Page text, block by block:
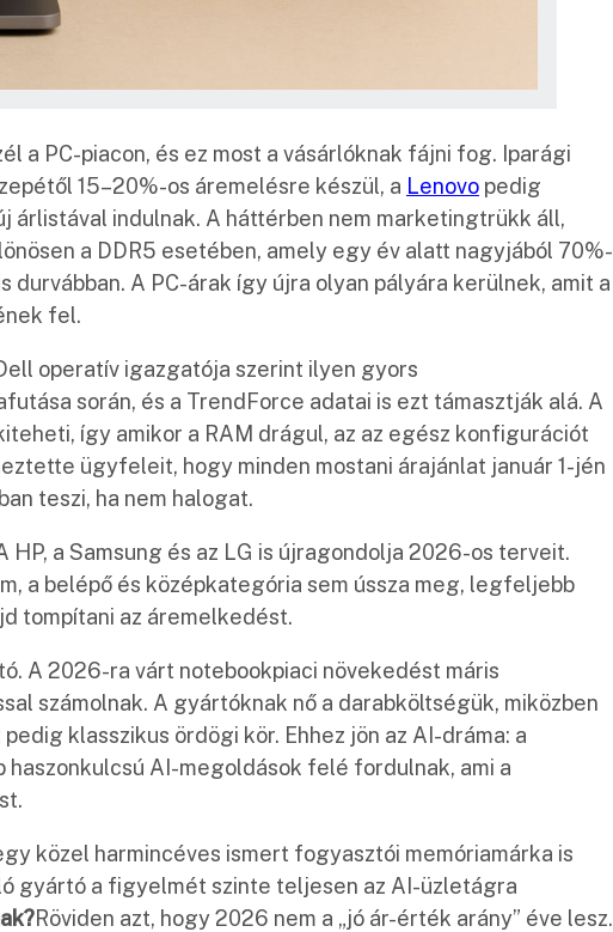
a PC-piacon, és ez most a vásárlóknak fájni fog. Iparági
15–20%-os áremelésre készül, a Lenovo pedig
indulnak. A háttérben nem marketingtrükk áll,
a DDR5 esetében, amely egy év alatt nagyjából 70%-
A PC-árak így újra olyan pályára kerülnek, amit a
fel.
operatív igazgatója szerint ilyen gyors
során, és a TrendForce adatai is ezt támasztják alá. A
így amikor a RAM drágul, az az egész konfigurációt
ügyfeleit, hogy minden mostani árajánlat január 1-jén
teszi, ha nem halogat.
HP, a Samsung és az LG is újragondolja 2026-os terveit.
a belépő és középkategória sem ússza meg, legfeljebb
tompítani az áremelkedést.
A 2026-ra várt notebookpiaci növekedést máris
számolnak. A gyártóknak nő a darabköltségük, miközben
klasszikus ördögi kör. Ehhez jön az AI-dráma: a
AI-megoldások felé fordulnak, ami a
közel harmincéves ismert fogyasztói memóriamárka is
gyártó a figyelmét szinte teljesen az AI-üzletágra
Röviden azt, hogy 2026 nem a „jó ár-érték arány” éve lesz.